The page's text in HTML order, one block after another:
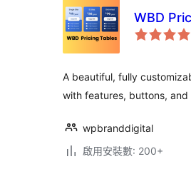
WBD
A beautiful, fully
with features, buttons,
wpbranddigital
啟用安裝數: 200+